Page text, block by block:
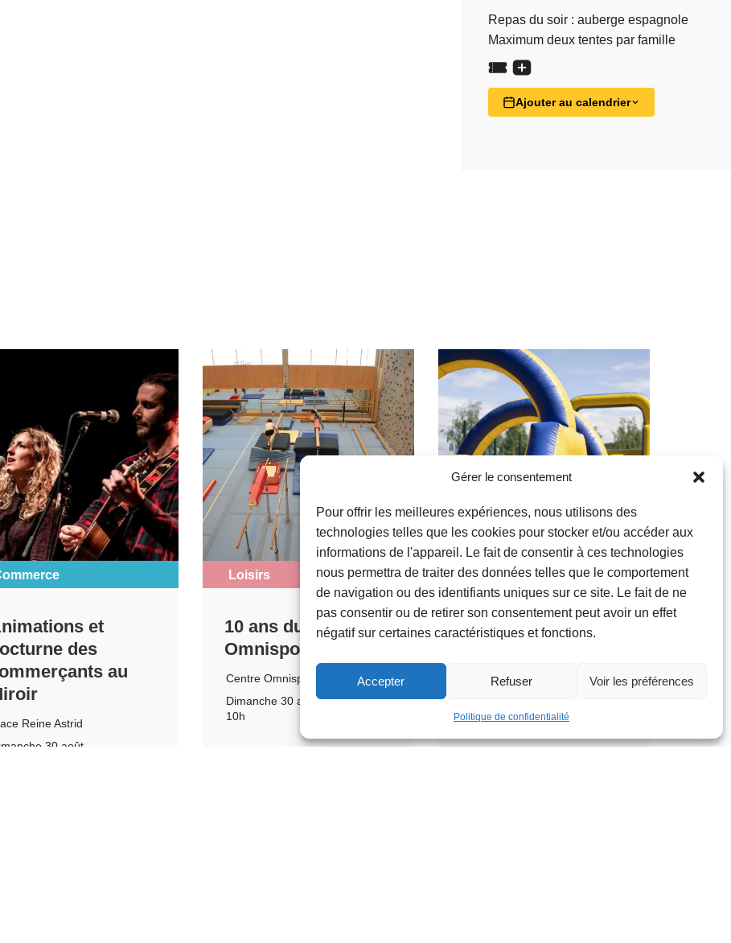
Gérer le consentement
Pour offrir les meilleures expériences, nous utilisons des
technologies telles que les cookies pour stocker et/ou accéder aux
informations de l'appareil. Le fait de consentir à ces technologies
nous permettra de traiter des données telles que le comportement
de navigation ou des identifiants uniques sur ce site. Le fait de ne
pas consentir ou de retirer son consentement peut avoir un effet
négatif sur certaines caractéristiques et fonctions.
Accepter Refuser Voir les préférences
Politique de confidentialité
Repas du soir : auberge espagnole
Maximum deux tentes par famille
Ajouter au calendrier
et
des
au
Reine Astrid
30 août
Loisirs
10 ans du Centre
Omnisports
Centre Omnisports
Dimanche 30 août
10h
Familles
Parcours
Parc de la Jeunesse
12h